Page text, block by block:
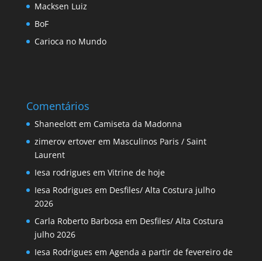
Macksen Luiz
BoF
Carioca no Mundo
Comentários
Shaneelottem Camiseta da Madonna
zimerov ertoverem Masculinos Paris / Saint
Laurent
Iesa rodrigues em Vitrine de hoje
Iesa Rodrigues em Desfiles/ Alta Costura julho
2026
Carla Roberto Barbosa em Desfiles/ Alta Costura
julho 2026
Iesa Rodrigues em Agenda a partir de fevereiro de